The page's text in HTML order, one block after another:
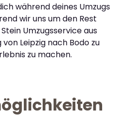
während deines Umzugs
wir uns um den Rest
Umzugsservice aus
von Leipzig nach Bodo zu
zu machen.